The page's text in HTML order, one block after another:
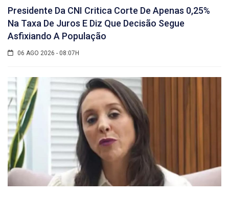
Presidente Da CNI Critica Corte De Apenas 0,25%
Na Taxa De Juros E Diz Que Decisão Segue
Asfixiando A População
06 AGO 2026 - 08:07H